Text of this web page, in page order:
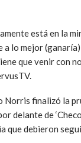
está en la
a lo mejor
que venir con
Norris finalizó la
delante de
que debieron